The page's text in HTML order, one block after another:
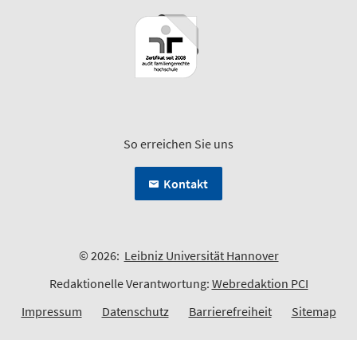
So erreichen Sie uns
Kontakt
© 2026: Leibniz Universität Hannover
Redaktionelle Verantwortung: Webredaktion PCI
Impressum
Datenschutz Barrierefreiheit Sitemap